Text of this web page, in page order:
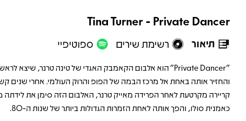
Tina Turner - Private Dancer
תיאור רשימת שירים ספוטיפיי
והחזיר אותה באחת אל מרכז הבמה של הפופ והרוק העולמי. אחרי שנים
קריירה מקרטעת לאחר הפרידה מאייק טרנר, האלבום הזה סימן את
כאמנית סולו, והפך אותה לאחת הזמרות הגדולות ביותר של שנות ה-80.